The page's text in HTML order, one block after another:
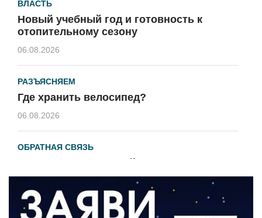
ВЛАСТЬ
Новый учебный год и готовность к
отопительному сезону
06.08.2026
РАЗЪЯСНЯЕМ
Где хранить велосипед?
06.08.2026
ОБРАТНАЯ СВЯЗЬ
ВЛАСТЬ